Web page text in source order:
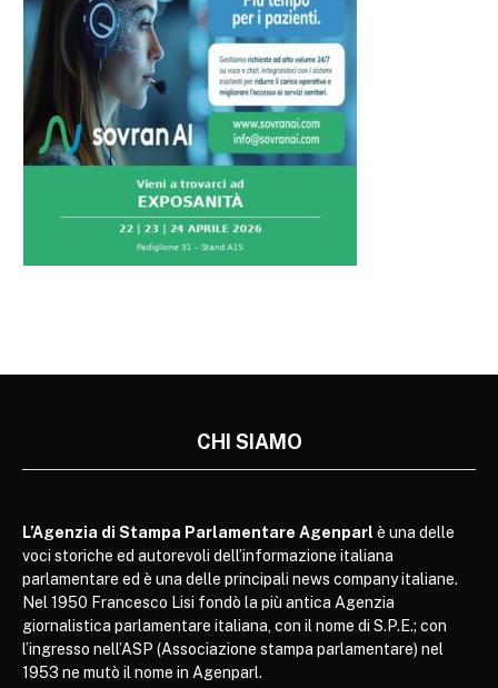
CHI SIAMO
L’Agenzia di Stampa Parlamentare Agenparl è una delle
voci storiche ed autorevoli dell’informazione italiana
parlamentare ed è una delle principali news company italiane.
Nel 1950 Francesco Lisi fondò la più antica Agenzia
giornalistica parlamentare italiana, con il nome di S.P.E.; con
l’ingresso nell’ASP (Associazione stampa parlamentare) nel
1953 ne mutò il nome in Agenparl.